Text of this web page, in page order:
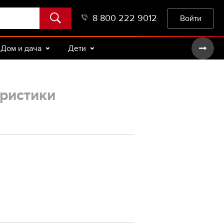
8 800 222 9012 Войти
Дом и дача Дети